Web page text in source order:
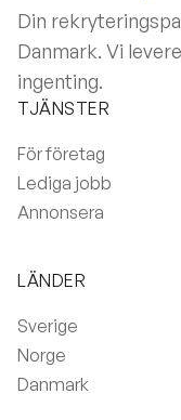
Din
Danmark. Vi
ingenting.
TJÄNSTER
För företag
Lediga jobb
Annonsera
LÄNDER
Sverige
Norge
Danmark